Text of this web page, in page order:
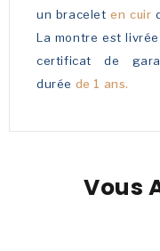
un braceleten cuir
La montre est
certificat de
durée de 1 ans.
Vous